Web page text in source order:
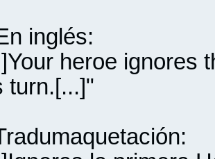
inglés:
heroe ignores
turn.[...]"